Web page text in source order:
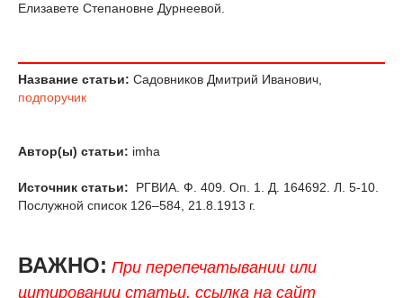
Елизавете Степановне Дурнеевой.
Название статьи: Садовников Дмитрий Иванович,
подпоручик
Автор(ы) статьи: imha
Источник статьи:
РГВИА. Ф. 409. Оп. 1. Д. 164692. Л. 5-10.
Послужной список 126–584, 21.8.1913 г.
ВАЖНО: При перепечатывании или
цитировании статьи, ссылка на сайт